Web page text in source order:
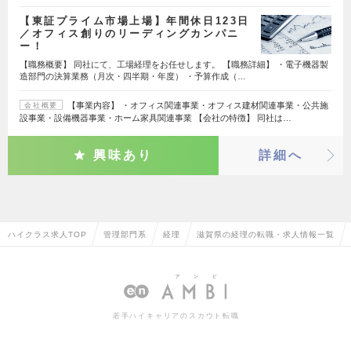
【東証プライム市場上場】年間休日123日
／オフィス創りのリーディングカンパニ
ー！
【職務概要】 同社にて、工場経理をお任せします。 【職務詳細】 ・電子機器製
造部門の決算業務（月次・四半期・年度） ・予算作成（…
会社概要
【事業内容】 ・オフィス関連事業・オフィス建材関連事業・公共施
設事業・設備機器事業・ホーム家具関連事業 【会社の特徴】 同社は…
興味あり 詳細へ
ハイクラス求人TOP 管理部門系 経理 滋賀県の経理の転職・求人情報一覧
若手ハイキャリアのスカウト転職